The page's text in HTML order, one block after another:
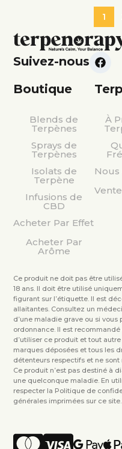
1
Suivez-nous
Boutique
Blends de
Terpènes
Sprays de
Terpènes
Isolats de
Terpène
Infusions de
CBD
Acheter Par Effet
Acheter Par
Arôme
À
Nous
Ce produit ne doit pas être
18 ans. Il doit être utilisé
figurant sur l’étiquette. Il est
allaitantes. Consultez un
d’une maladie grave ou si
ordonnance. Il est
d’utiliser ce produit et tout
marques déposées et tous les
détenteurs respectifs et ne
Ce produit n’est pas destiné à
une quelconque maladie. En
respecter la Politique de
générales imprimées sur ce